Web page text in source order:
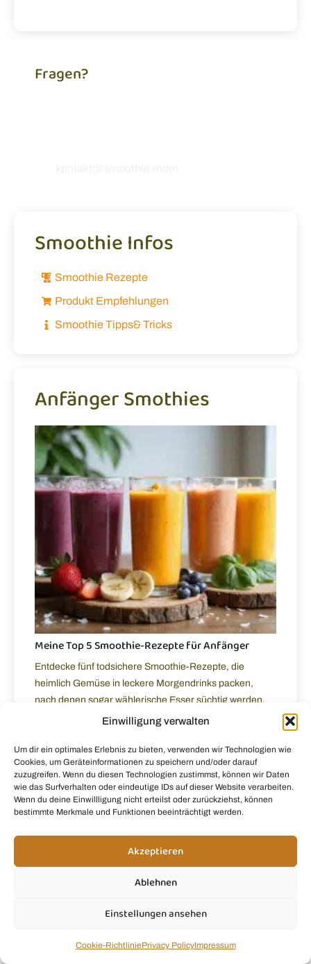
Einwilligung verwalten
Um dir ein optimales Erlebnis zu bieten, verwenden wir Technologien wie
Cookies, um Geräteinformationen zu speichern und/oder darauf
zuzugreifen. Wenn du diesen Technologien zustimmst, können wir Daten
wie das Surfverhalten oder eindeutige IDs auf dieser Website verarbeiten.
Wenn du deine Einwillligung nicht erteilst oder zurückziehst, können
bestimmte Merkmale und Funktionen beeinträchtigt werden.
Akzeptieren
Ablehnen
Einstellungen ansehen
Cookie-RichtliniePrivacy PolicyImpressum
Fragen?
Smoothie Infos
Smoothie Rezepte
Produkt Empfehlungen
Smoothie Tipps& Tricks
Anfänger Smothies
Meine Top 5 Smoothie-Rezepte für Anfänger
Entdecke fünf todsichere Smoothie-Rezepte, die
heimlich Gemüse in leckere Morgendrinks packen,
nach denen sogar wählerische Esser süchtig werden.